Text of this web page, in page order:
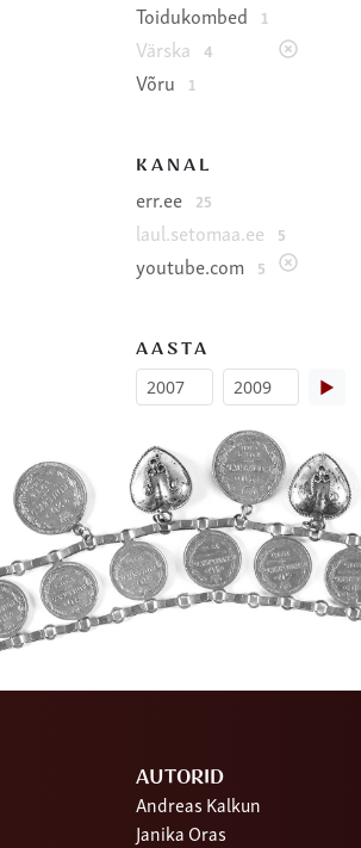
Toidukombed 1
Värska 4
Võru 1
KANAL
err.ee 25
laul.setomaa.ee 5
youtube.com 5
AASTA
▶
AUTORID
Andreas Kalkun
Janika Oras